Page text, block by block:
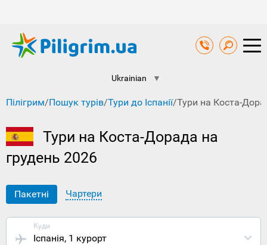
Ukrainian ▼
Пілігрим/Пошук турів/Тури до Іспанії/Тури на Коста-
Тури на Коста-Дорада на
грудень 2026
Пакетні Чартери
Куди
Іспанія, 1 курорт